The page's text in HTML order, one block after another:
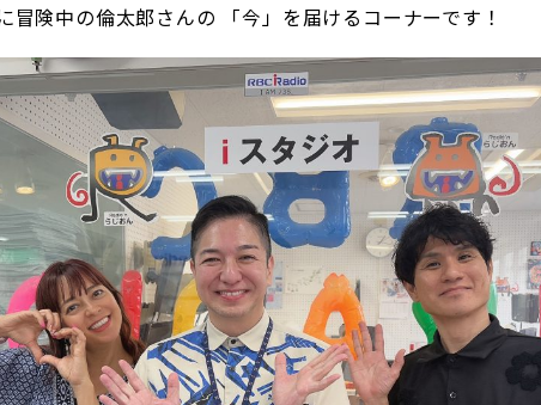
冒険中の倫太郎さんの 「今」を届けるコーナーです！